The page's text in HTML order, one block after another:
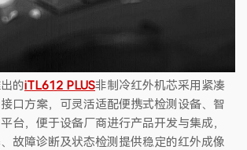
的iTL612 PLUS非制冷红外机芯采用紧凑
口方案，可灵活适配便携式检测设备、智
台，便于设备厂商进行产品开发与集成，
故障诊断及状态检测提供稳定的红外成像